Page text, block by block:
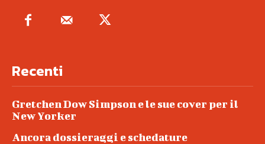
Recenti
Gretchen Dow Simpson e le sue cover per il
New Yorker
Ancora dossieraggi e schedature